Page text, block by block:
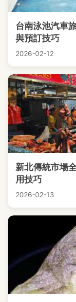
台南泳池汽車
與預訂技巧
2026-02-12
新北傳統市場
用技巧
2026-02-13